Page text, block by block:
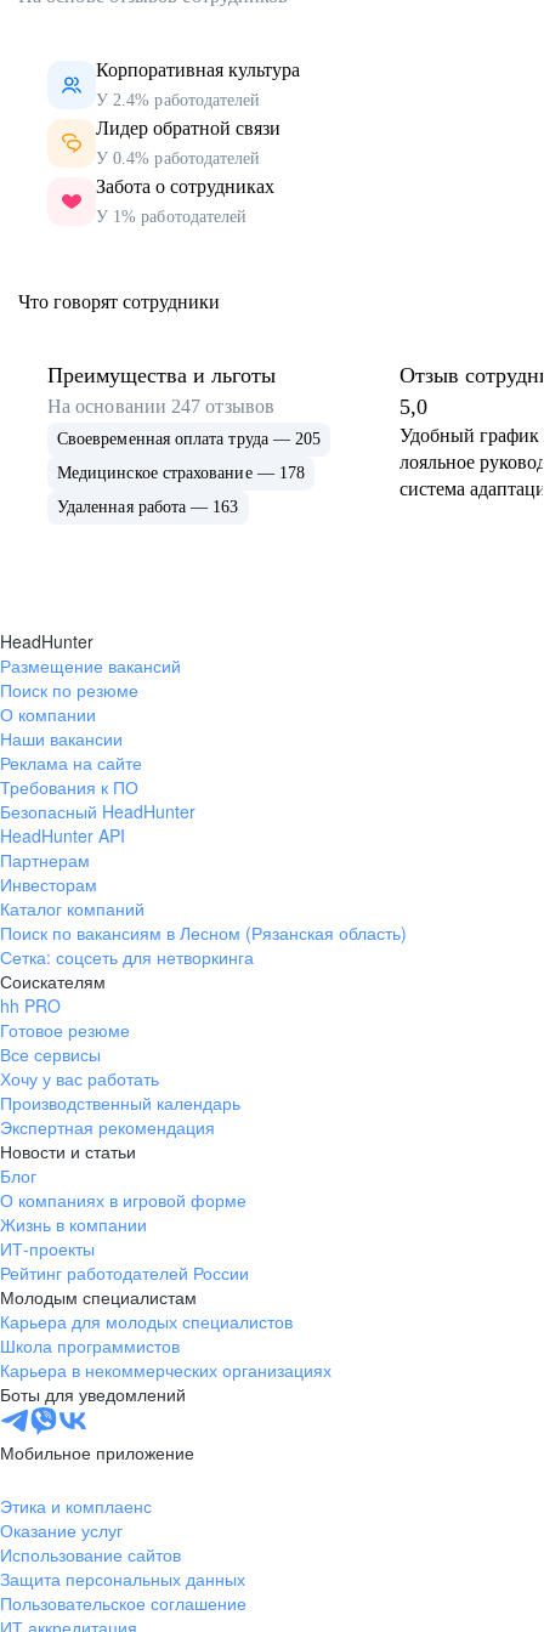
Корпоративная культура
У 2.4% работодателей
Лидер обратной связи
У 0.4% работодателей
Забота о сотрудниках
У 1% работодателей
Что говорят сотрудники
Преимущества и льготы
На основании 247 отзывов
Своевременная оплата труда — 205
Медицинское страхование — 178
Удаленная работа — 163
Отзыв
5,0
Удобный график
лояльное
система
HeadHunter
Размещение вакансий
Поиск по резюме
О компании
Наши вакансии
Реклама на сайте
Требования к ПО
Безопасный HeadHunter
HeadHunter API
Партнерам
Инвесторам
Каталог компаний
Поиск по вакансиям в Лесном (Рязанская область)
Сетка: соцсеть для нетворкинга
Соискателям
hh PRO
Готовое резюме
Все сервисы
Хочу у вас работать
Производственный календарь
Экспертная рекомендация
Новости и статьи
Блог
О компаниях в игровой форме
Жизнь в компании
ИТ-проекты
Рейтинг работодателей России
Молодым специалистам
Карьера для молодых специалистов
Школа программистов
Карьера в некоммерческих организациях
Боты для уведомлений
Мобильное приложение
Этика и комплаенс
Оказание услуг
Использование сайтов
Защита персональных данных
Пользовательское соглашение